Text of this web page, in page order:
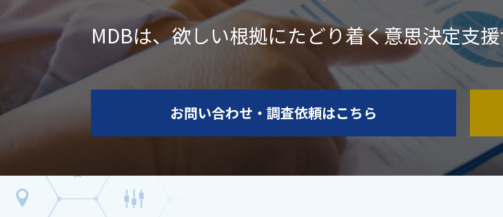
MDBは、欲しい根拠にたどり着く意思決定支援
お問い合わせ・調査依頼はこちら